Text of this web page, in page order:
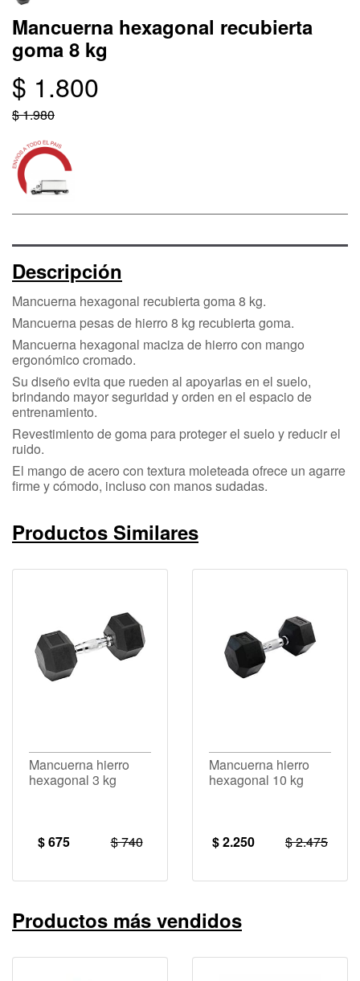
Mancuerna hexagonal recubierta
goma 8 kg
$ 1.800
$ 1.980
Descripción
Mancuerna hexagonal recubierta goma 8 kg.
Mancuerna pesas de hierro 8 kg recubierta goma.
Mancuerna hexagonal maciza de hierro con mango
ergonómico cromado.
Su diseño evita que rueden al apoyarlas en el suelo,
brindando mayor seguridad y orden en el espacio de
entrenamiento.
Revestimiento de goma para proteger el suelo y reducir el
ruido.
El mango de acero con textura moleteada ofrece un agarre
firme y cómodo, incluso con manos sudadas.
Productos Similares
Mancuerna hierro
hexagonal 3 kg
$ 675 $ 740
Mancuerna hierro
hexagonal 10 kg
$ 2.250 $ 2.475
Productos más vendidos